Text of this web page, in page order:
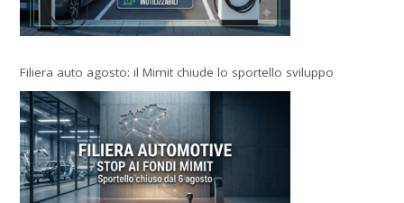
Filiera auto agosto: il Mimit chiude lo sportello sviluppo